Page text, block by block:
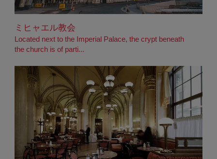
ミヒャエル教会
Located next to the Imperial Palace, the crypt beneath
the church is of parti...